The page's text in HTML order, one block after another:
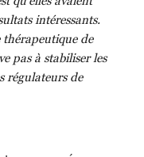
intéressants.
de
pas à stabiliser les
régulateurs de